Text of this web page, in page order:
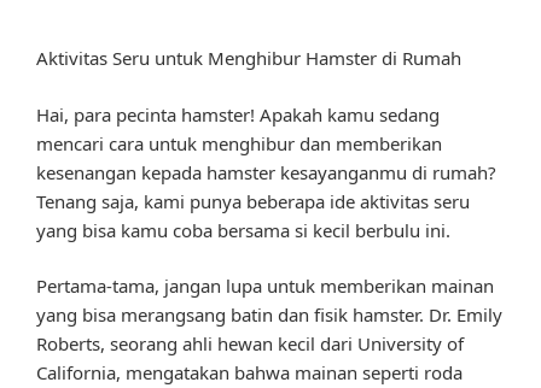
Aktivitas Seru untuk Menghibur Hamster di Rumah
Hai, para pecinta hamster! Apakah kamu sedang
mencari cara untuk menghibur dan memberikan
kesenangan kepada hamster kesayanganmu di rumah?
Tenang saja, kami punya beberapa ide aktivitas seru
yang bisa kamu coba bersama si kecil berbulu ini.
Pertama-tama, jangan lupa untuk memberikan mainan
yang bisa merangsang batin dan fisik hamster. Dr. Emily
Roberts, seorang ahli hewan kecil dari University of
California, mengatakan bahwa mainan seperti roda